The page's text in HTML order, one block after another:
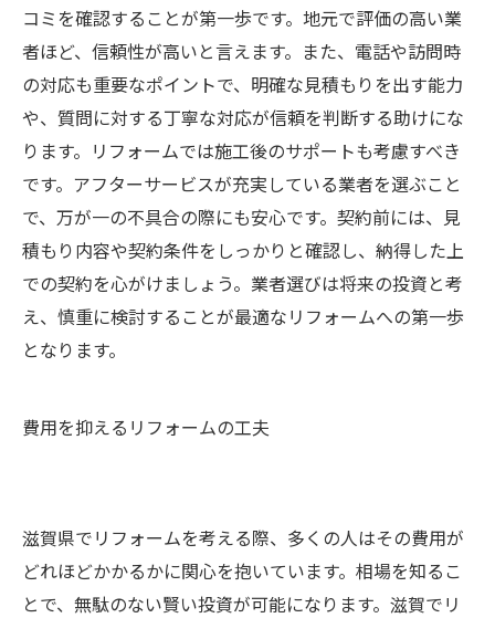
コミを確認することが第一歩です。地元で評価の高い業
者ほど、信頼性が高いと言えます。また、電話や訪問時
の対応も重要なポイントで、明確な見積もりを出す能力
や、質問に対する丁寧な対応が信頼を判断する助けにな
ります。リフォームでは施工後のサポートも考慮すべき
です。アフターサービスが充実している業者を選ぶこと
で、万が一の不具合の際にも安心です。契約前には、見
積もり内容や契約条件をしっかりと確認し、納得した上
での契約を心がけましょう。業者選びは将来の投資と考
え、慎重に検討することが最適なリフォームへの第一歩
となります。
費用を抑えるリフォームの工夫
滋賀県でリフォームを考える際、多くの人はその費用が
どれほどかかるかに関心を抱いています。相場を知るこ
とで、無駄のない賢い投資が可能になります。滋賀でリ